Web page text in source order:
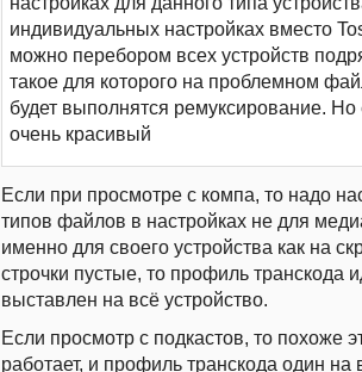
индивидуальных настройках вместо
можно перебором всех устройств
такое для которого на проблемном
будет выполнятся ремуксирование.
очень красивый
Если при просмотре с компа, то надо
типов файлов в настройках не для
именно для своего устройства как на
строчки пустые, то профиль транскода
выставлен на всё устройство.
Если просмотр с подкастов, то похоже
работает, и профиль транскода один на